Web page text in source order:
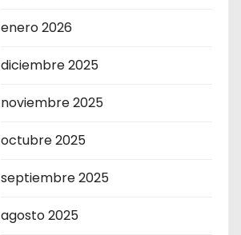
enero 2026
diciembre 2025
noviembre 2025
octubre 2025
septiembre 2025
agosto 2025